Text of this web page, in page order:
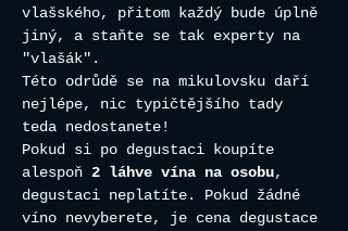
vlašského, přitom každý bude úplně
jiný, a staňte se tak experty na
"vlašák".
Této odrůdě se na mikulovsku daří
nejlépe, nic typičtějšího tady
teda nedostanete!
Pokud si po degustaci koupíte
alespoň 2 láhve vína na osobu,
degustaci neplatíte. Pokud žádné
víno nevyberete, je cena degustace